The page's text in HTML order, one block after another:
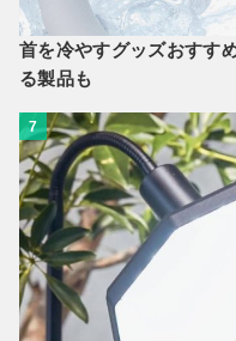
首を冷やすグッズおすす
る製品も
7